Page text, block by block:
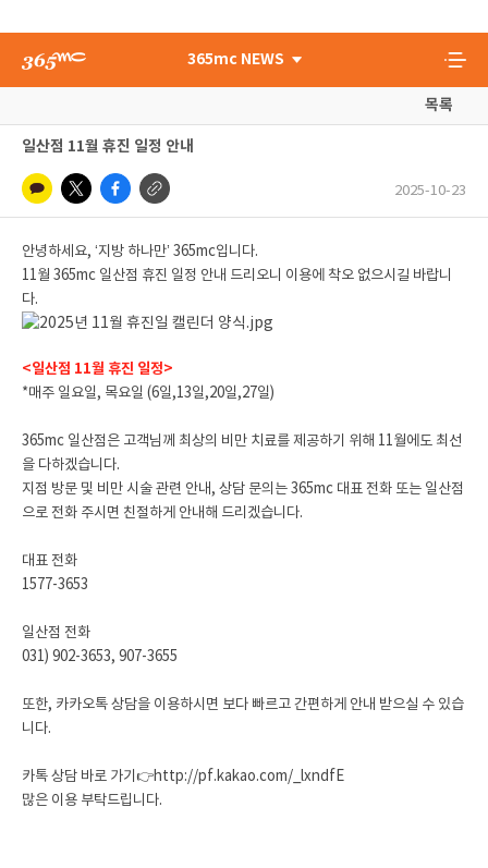
365mc NEWS
목록
일산점 11월 휴진 일정 안내
2025-10-23
안녕하세요, ‘지방 하나만’ 365mc입니다.
11월 365mc 일산점 휴진 일정 안내 드리오니 이용에 착오 없으시길 바랍니
다.
<일산점 11월 휴진 일정>
*매주 일요일, 목요일 (6일,13일,20일,27일)
365mc 일산점은 고객님께 최상의 비만 치료를 제공하기 위해 11월에도 최선
을 다하겠습니다.
지점 방문 및 비만 시술 관련 안내, 상담 문의는 365mc 대표 전화 또는 일산점
으로 전화 주시면 친절하게 안내해 드리겠습니다.
대표 전화
1577-3653
일산점 전화
031) 902-3653, 907-3655
또한, 카카오톡 상담을 이용하시면 보다 빠르고 간편하게 안내 받으실 수 있습
니다.
카톡 상담 바로 가기👉http://pf.kakao.com/_lxndfE
많은 이용 부탁드립니다.